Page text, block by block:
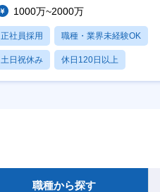
1000万~2000万
正社員採用 職種・業界未経験OK
土日祝休み 休日120日以上
産休・育休あり
職種から探す